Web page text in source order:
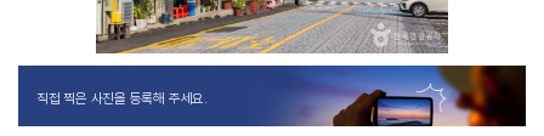
직접 찍은 사진을 등록해 주세요.